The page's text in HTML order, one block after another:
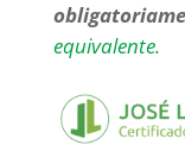
equivalente.